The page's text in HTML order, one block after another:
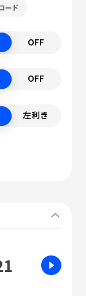
ード
OFF
OFF
左利き